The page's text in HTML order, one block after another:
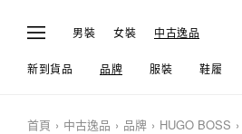
男裝 女裝 中古逸品
新到貨品 品牌 服裝 鞋履
首頁 中古逸品 品牌 HUGO BOSS